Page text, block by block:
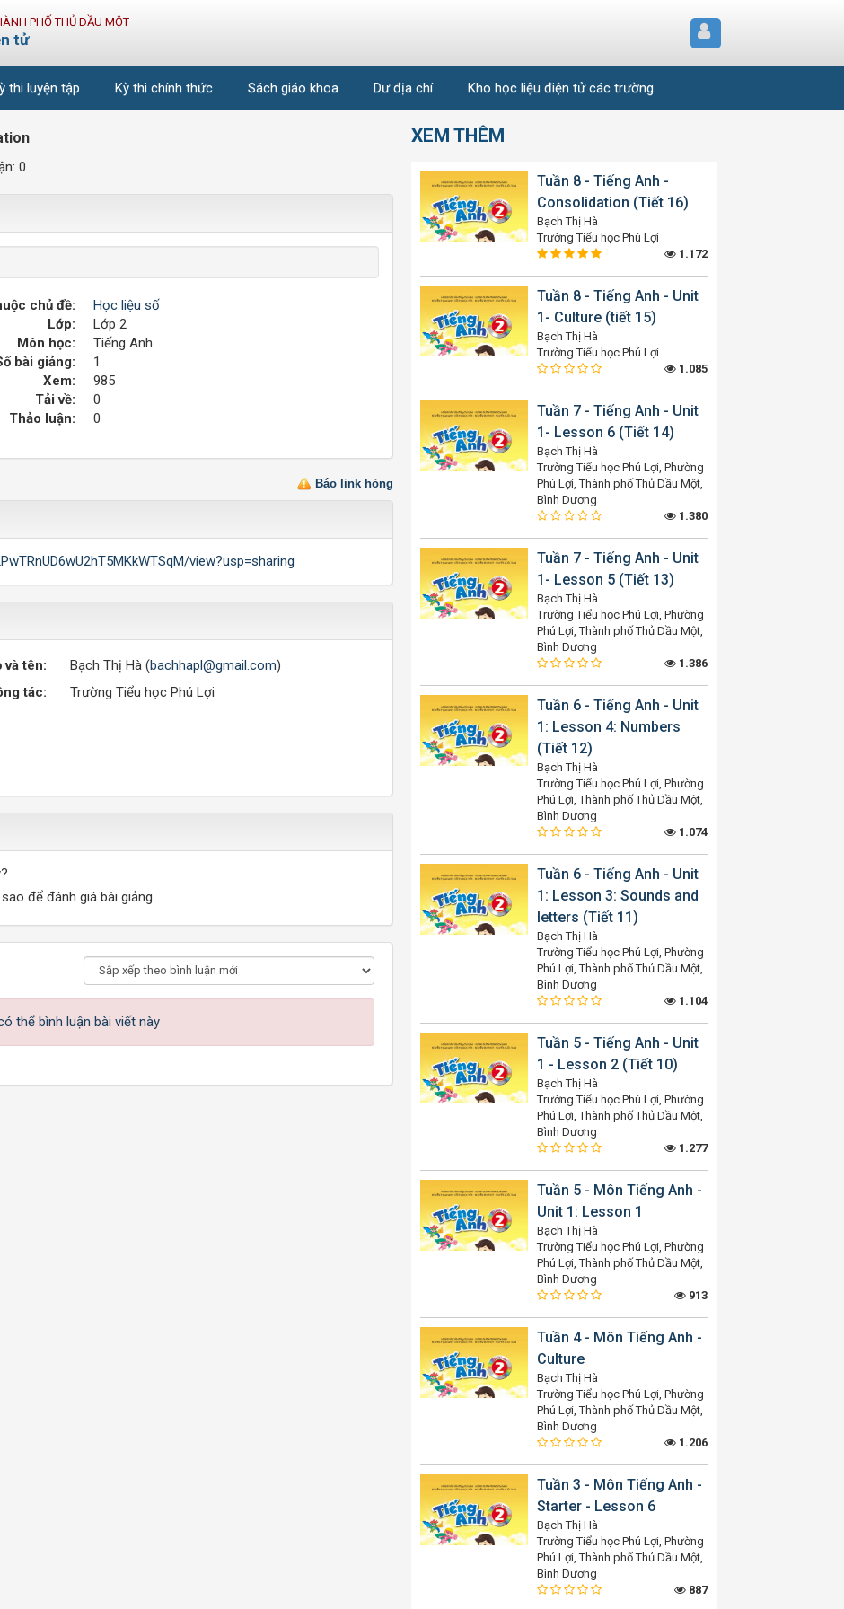
PHỐ THỦ DẦU MỘT
tử
thi luyện tập Kỳ thi chính thức Sách giáo khoa Dư địa chí Kho học liệu điện tử các trường
0
chủ đề:
Học liệu số
Lớp:
Lớp 2
Môn học:
Tiếng Anh
bài giảng:
1
Xem:
985
Tải về:
0
Thảo luận:
0
Báo link hỏng
view?usp=sharing
và tên: Bạch Thị Hà (bachhapl@gmail.com)
tác:
Trường Tiểu học Phú Lợi
để đánh giá bài giảng
thể bình luận bài viết này
XEM THÊM
Tuần 8 - Tiếng Anh -
Consolidation (Tiết 16)
Bạch Thị Hà
Trường Tiểu học Phú Lợi
1.172
Tuần 8 - Tiếng Anh - Unit
1- Culture (tiết 15)
Bạch Thị Hà
Trường Tiểu học Phú Lợi
1.085
Tuần 7 - Tiếng Anh - Unit
1- Lesson 6 (Tiết 14)
Bạch Thị Hà
Trường Tiểu học Phú Lợi, Phường
Phú Lợi, Thành phố Thủ Dầu Một,
Bình Dương
1.380
Tuần 7 - Tiếng Anh - Unit
1- Lesson 5 (Tiết 13)
Bạch Thị Hà
Trường Tiểu học Phú Lợi, Phường
Phú Lợi, Thành phố Thủ Dầu Một,
Bình Dương
1.386
Tuần 6 - Tiếng Anh - Unit
1: Lesson 4: Numbers
(Tiết 12)
Bạch Thị Hà
Trường Tiểu học Phú Lợi, Phường
Phú Lợi, Thành phố Thủ Dầu Một,
Bình Dương
1.074
Tuần 6 - Tiếng Anh - Unit
1: Lesson 3: Sounds and
letters (Tiết 11)
Bạch Thị Hà
Trường Tiểu học Phú Lợi, Phường
Phú Lợi, Thành phố Thủ Dầu Một,
Bình Dương
1.104
Tuần 5 - Tiếng Anh - Unit
1 - Lesson 2 (Tiết 10)
Bạch Thị Hà
Trường Tiểu học Phú Lợi, Phường
Phú Lợi, Thành phố Thủ Dầu Một,
Bình Dương
1.277
Tuần 5 - Môn Tiếng Anh -
Unit 1: Lesson 1
Bạch Thị Hà
Trường Tiểu học Phú Lợi, Phường
Phú Lợi, Thành phố Thủ Dầu Một,
Bình Dương
913
Tuần 4 - Môn Tiếng Anh -
Culture
Bạch Thị Hà
Trường Tiểu học Phú Lợi, Phường
Phú Lợi, Thành phố Thủ Dầu Một,
Bình Dương
1.206
Tuần 3 - Môn Tiếng Anh -
Starter - Lesson 6
Bạch Thị Hà
Trường Tiểu học Phú Lợi, Phường
Phú Lợi, Thành phố Thủ Dầu Một,
Bình Dương
887